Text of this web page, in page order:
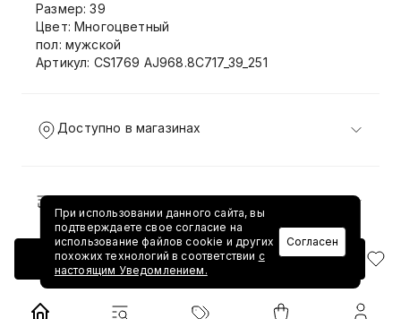
Добавить в корзину
Размер: 39
Цвет: Многоцветный
пол: мужской
Артикул: CS1769 AJ968.8C717_39_251
Доступно в магазинах
Доставка и возврат
При использовании данного сайта, вы
подтверждаете свое согласие на
использование файлов cookie и других
похожих технологий в соответствии с
настоящим Уведомлением.
Согласен